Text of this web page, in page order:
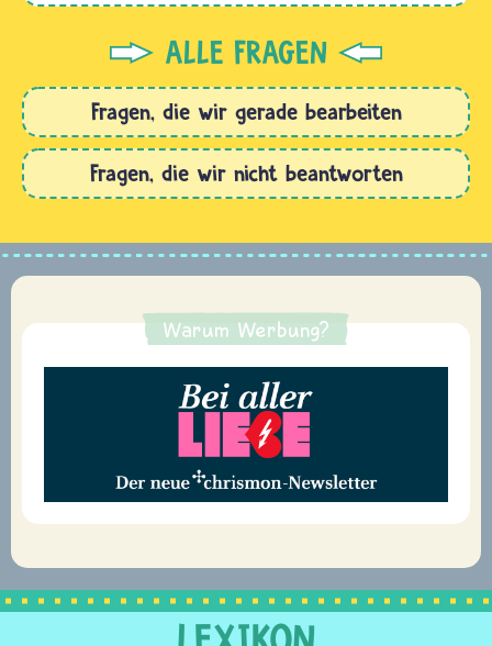
ALLE FRAGEN
Fragen, die wir gerade bearbeiten
Fragen, die wir nicht beantworten
Warum Werbung?